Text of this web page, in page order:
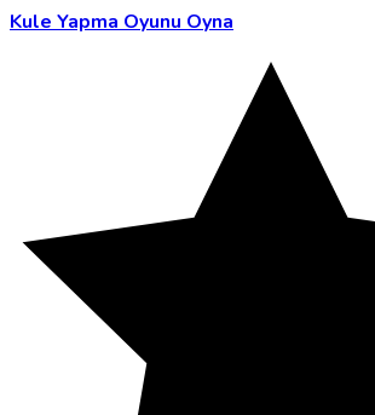
Kule Yapma Oyunu Oyna